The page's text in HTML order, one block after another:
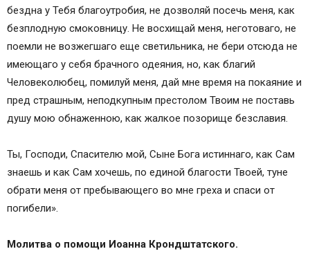
бездна у Тебя благоутробия, не дозволяй посечь меня, как
безплодную смоковницу. Не восхищай меня, неготоваго, не
поемли не возжегшаго еще светильника, не бери отсюда не
имеющаго у себя брачного одеяния, но, как благий
Человеколюбец, помилуй меня, дай мне время на покаяние и
пред страшным, неподкупным престолом Твоим не поставь
душу мою обнаженною, как жалкое позорище безславия.
Ты, Господи, Спасителю мой, Сыне Бога истиннаго, как Сам
знаешь и как Сам хочешь, по единой благости Твоей, туне
обрати меня от пребывающего во мне греха и спаси от
погибели».
Молитва о помощи Иоанна Крондштатского.